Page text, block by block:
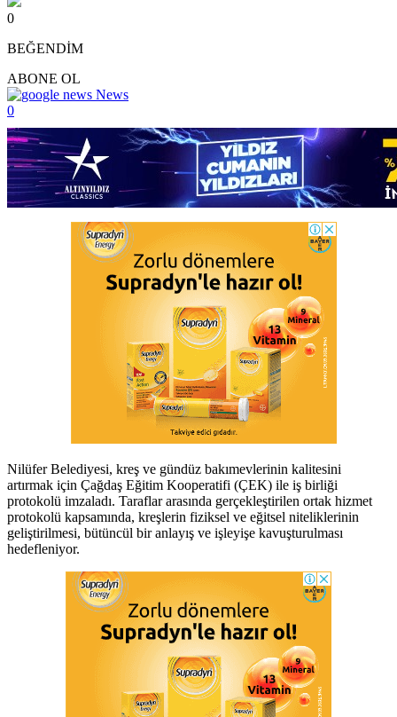
0
BEĞENDİM
ABONE OL
News
0
Nilüfer Belediyesi, kreş ve gündüz bakımevlerinin kalitesini
artırmak için Çağdaş Eğitim Kooperatifi (ÇEK) ile iş birliği
protokolü imzaladı. Taraflar arasında gerçekleştirilen ortak hizmet
protokolü kapsamında, kreşlerin fiziksel ve eğitsel niteliklerinin
geliştirilmesi, bütüncül bir anlayış ve işleyişe kavuşturulması
hedefleniyor.